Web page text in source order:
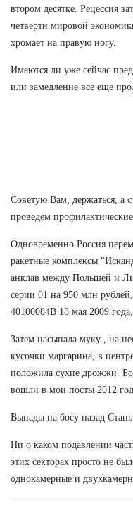
втором десятке. Рецессия
четверти мировой
хромает на правую ногу.
Имеются ли уже сейчас
или замедление все еще
Советую Вам, держаться, а
проведем
Одновременно Россия
ракетные комплексы
анклав между Польшей и
серии 01 на 950 млн
40100084В 18 мая 2009
Затем насыпала муку , на
кусочки маргарина, в
положила сухие дрожжи.
вошли в мои посты 2012
Выпады на босу назад
Ни о каком подавлении
этих секторах просто не
однокамерные и